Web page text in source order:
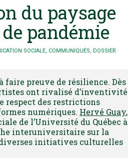
du paysage
pandémie
SOCIALE, COMMUNIQUÉS, DOSSIER
faire preuve de résilience. Dès
ont rivalisé d’inventivité
respect des restrictions
numériques. Hervé Guay,
de l’Université du Québec à
interuniversitaire sur la
diverses initiatives culturelles